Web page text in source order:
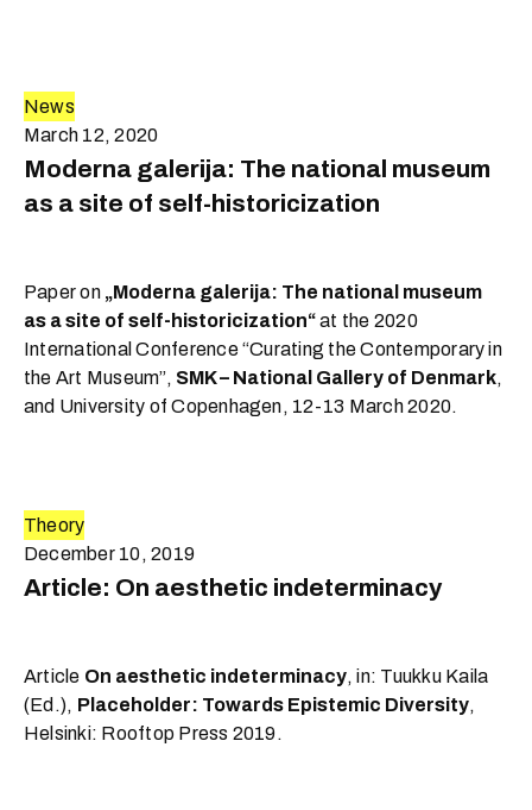
News
March 12, 2020
Moderna galerija: The national museum
as a site of self-historicization
Paper on „Moderna galerija: The national museum
as a site of self-historicization“at the 2020
International Conference “Curating the Contemporary in
the Art Museum”, SMK – National Gallery of Denmark,
and University of Copenhagen, 12-13 March 2020.
Theory
December 10, 2019
Article: On aesthetic indeterminacy
Article On aesthetic indeterminacy, in: Tuukku Kaila
(Ed.), Placeholder: Towards Epistemic Diversity,
Helsinki: Rooftop Press 2019.